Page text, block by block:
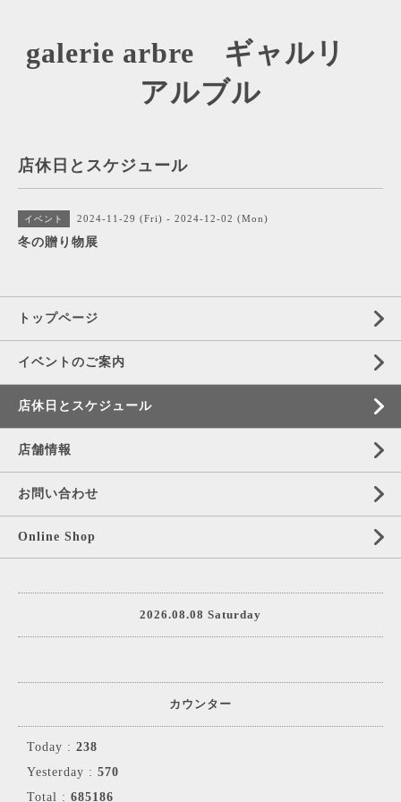
galerie arbre ギャルリ
アルブル
店休日とスケジュール
イベント 2024-11-29 (Fri) - 2024-12-02 (Mon)
冬の贈り物展
トップページ
イベントのご案内
店休日とスケジュール
店舗情報
お問い合わせ
Online Shop
2026.08.08 Saturday
カウンター
Today : 238
Yesterday : 570
Total : 685186